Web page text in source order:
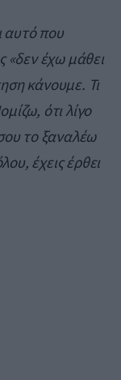
αυτό που
«δεν έχω μάθει
κάνουμε. Τι
ότι λίγο
το ξαναλέω
έχεις έρθει